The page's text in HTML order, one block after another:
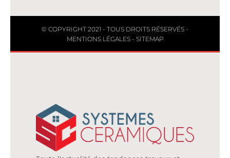
© COPYRIGHT 2021 - TOUS DROITS RÉSERVÉS -
MENTIONS LÉGALES- SITEMAP